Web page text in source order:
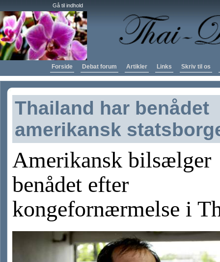
Gå til indhold
Forside Debat forum Artikler Links Skriv til os
Thailand har benådet
amerikansk
Amerikansk bilsælger
benådet efter
kongefornærmelse i